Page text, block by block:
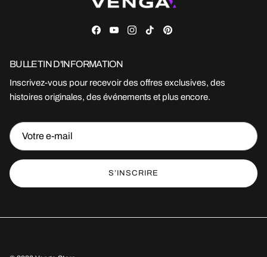
Facebook
YouTubeInstagram
TikTokPinterest
BULLETIN D'INFORMATION
Inscrivez-vous pour recevoir des offres exclusives, des
histoires originales, des événements et plus encore.
S’INSCRIRE